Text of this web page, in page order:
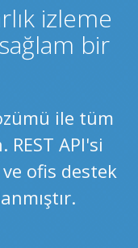
izleme
bir
ile tüm
REST API'si
ofis destek